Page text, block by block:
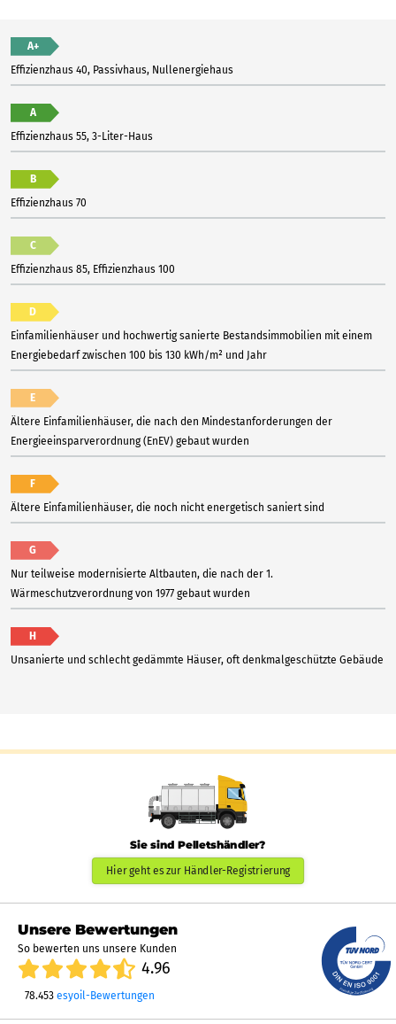
A+
Effizienzhaus 40, Passivhaus, Nullenergiehaus
A
Effizienzhaus 55, 3-Liter-Haus
B
Effizienzhaus 70
C
Effizienzhaus 85, Effizienzhaus 100
D
Einfamilienhäuser und hochwertig sanierte Bestandsimmobilien mit einem
Energiebedarf zwischen 100 bis 130 kWh/m² und Jahr
E
Ältere Einfamilienhäuser, die nach den Mindestanforderungen der
Energieeinsparverordnung (EnEV) gebaut wurden
F
Ältere Einfamilienhäuser, die noch nicht energetisch saniert sind
G
Nur teilweise modernisierte Altbauten, die nach der 1.
Wärmeschutzverordnung von 1977 gebaut wurden
H
Unsanierte und schlecht gedämmte Häuser, oft denkmalgeschützte Gebäude
Sie sind Pelletshändler?
Hier geht es zur Händler-Registrierung
Unsere Bewertungen
So bewerten uns unsere Kunden
4.96
78.453 esyoil-Bewertungen